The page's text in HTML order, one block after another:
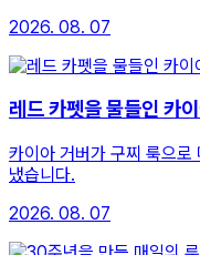
2026. 08. 07
레드 카펫을 물들인 카
카이아 거버가 구찌 룩으로
냈습니다.
2026. 08. 07